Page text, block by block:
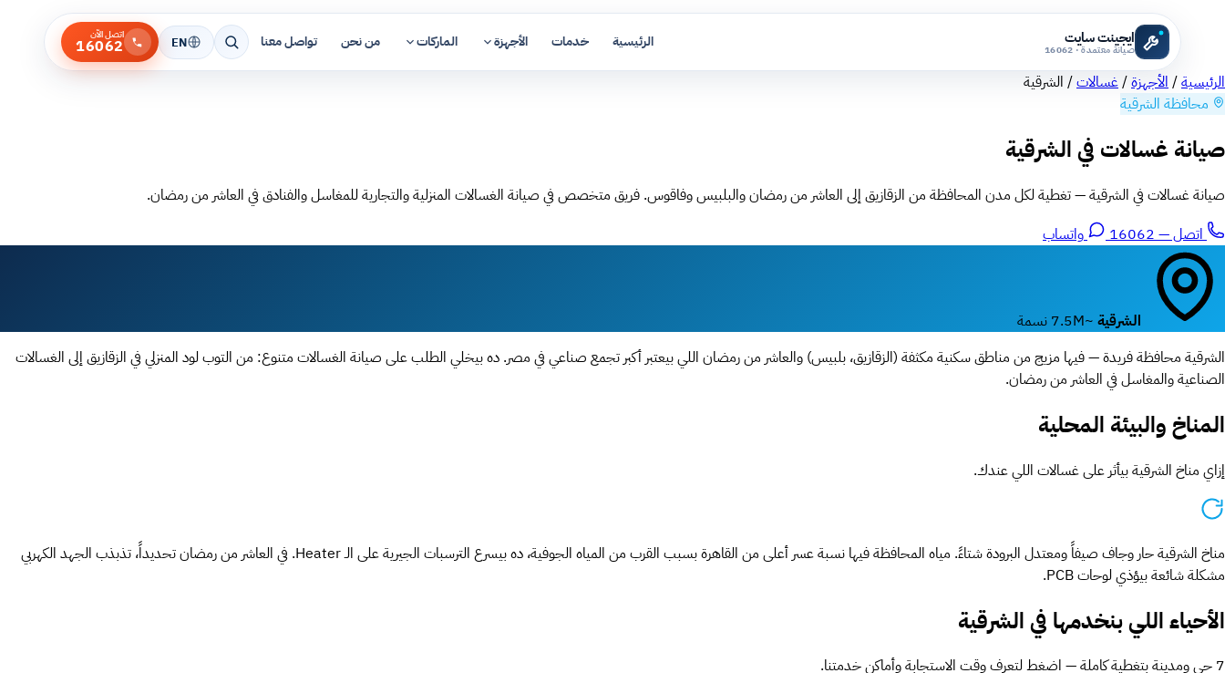
ايجينت سايت
صيانة معتمدة · 16062 الرئيسية خدمات الأجهزة الماركات من نحن تواصل معنا EN اتصل الآن
16062
الرئيسية/الأجهزة/غسالات/ الشرقية
محافظة الشرقية
صيانة غسالات في الشرقية
صيانة غسالات في الشرقية — تغطية لكل مدن المحافظة من الزقازيق إلى العاشر من رمضان والبلبيس وفاقوس. فريق متخصص في صيانة الغسالات المنزلية والتجارية للمغاسل والفنادق في العاشر من رمضان.
اتصل — 16062
واتساب
الشرقية ~7.5M نسمة
الشرقية محافظة فريدة — فيها مزيج من مناطق سكنية مكثفة (الزقازيق، بلبيس) والعاشر من رمضان اللي بيعتبر أكبر تجمع صناعي في مصر. ده بيخلي الطلب على صيانة الغسالات متنوع: من التوب لود المنزلي في الزقازيق إلى الغسالات
الصناعية والمغاسل في العاشر من رمضان.
المناخ والبيئة المحلية
إزاي مناخ الشرقية بيأثر على غسالات اللي عندك.
مناخ الشرقية حار وجاف صيفاً ومعتدل البرودة شتاءً. مياه المحافظة فيها نسبة عسر أعلى من القاهرة بسبب القرب من المياه الجوفية، ده بيسرع الترسبات الجيرية على الـ Heater. في العاشر من رمضان تحديداً، تذبذب الجهد الكهربي
مشكلة شائعة بيؤذي لوحات PCB.
الأحياء اللي بنخدمها في الشرقية
7 حي ومدينة بتغطية كاملة — اضغط لتعرف وقت الاستجابة وأماكن خدمتنا.